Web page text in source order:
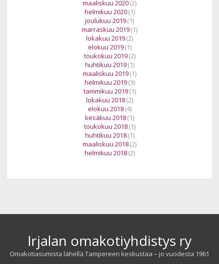
maaliskuu 2020(2)
helmikuu 2020(1)
joulukuu 2019(1)
marraskuu 2019(1)
lokakuu 2019(2)
elokuu 2019(1)
toukokuu 2019(2)
huhtikuu 2019(1)
maaliskuu 2019(1)
helmikuu 2019(3)
tammikuu 2019(1)
lokakuu 2018(2)
elokuu 2018(4)
kesäkuu 2018(1)
toukokuu 2018(1)
huhtikuu 2018(1)
maaliskuu 2018(2)
helmikuu 2018(2)
Irjalan omakotiyhdistys ry
Omakotiasumista lähellä Tampereen keskustaa – jo vuodesta 1961